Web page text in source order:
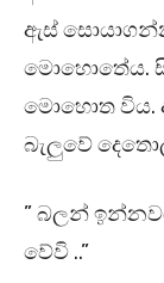
ඇස්
මොහොතේය.
මොහොත විය.
බැලුවේ
” බලන්
වේවි ..”